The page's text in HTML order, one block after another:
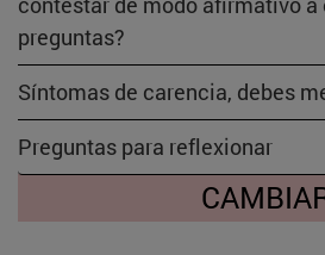
preguntas?
Síntomas de carencia, debes
Preguntas para reflexionar